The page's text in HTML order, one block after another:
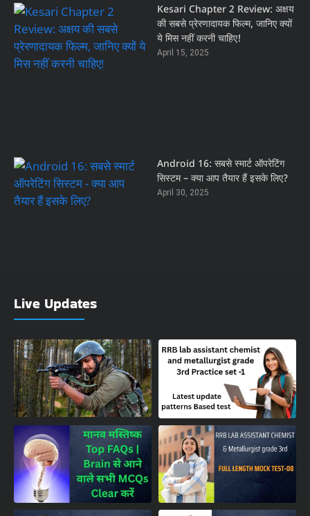
Kesari Chapter 2 Review: अक्षय
की सबसे प्रेरणादायक फिल्म, जानिए क्यों
ये मिस नहीं करनी चाहिए!
April 15, 2025
Android 16: सबसे स्मार्ट ऑपरेटिंग
सिस्टम – क्या आप तैयार हैं इसके लिए?
April 30, 2025
Live Updates